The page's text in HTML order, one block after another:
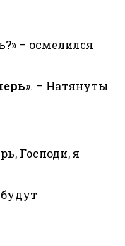
– осмелился
». – Натянуты
Господи, я